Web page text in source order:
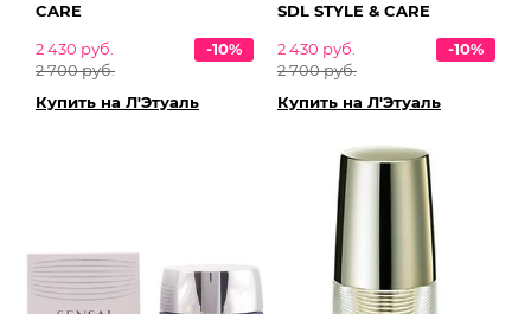
CARE
2 430 руб.
2 700 руб.
-10%
Купить на Л'Этуаль
SDL STYLE & CARE
2 430 руб.
2 700 руб.
-10%
Купить на Л'Этуаль